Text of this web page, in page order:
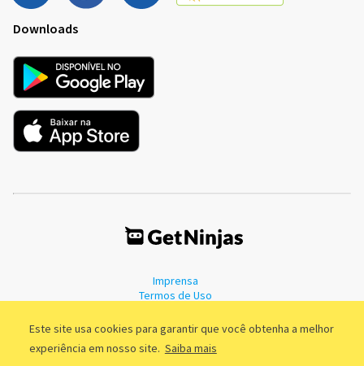
Este site usa cookies para garantir que você obtenha a melhor
experiência em nosso site. Saiba mais
Downloads
Imprensa
Termos de Uso